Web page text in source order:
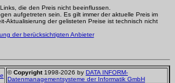
die den Preis nicht beeinflussen.
aufgetreten sein. Es gilt immer der aktuelle Preis im
Aktualisierung der gelisteten Preise ist technisch nicht
der berücksichtigten Anbieter
©Copyright1998-2026 by DATA INFORM-
Datenmanagementsysteme der Informatik GmbH